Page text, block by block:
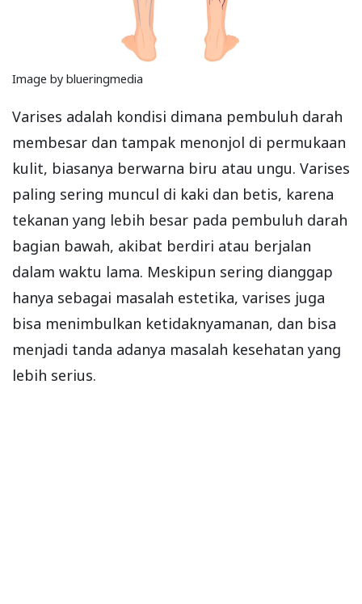
Image by blueringmedia
Varises adalah kondisi dimana pembuluh darah
membesar dan tampak menonjol di permukaan
kulit, biasanya berwarna biru atau ungu. Varises
paling sering muncul di kaki dan betis, karena
tekanan yang lebih besar pada pembuluh darah
bagian bawah, akibat berdiri atau berjalan
dalam waktu lama. Meskipun sering dianggap
hanya sebagai masalah estetika, varises juga
bisa menimbulkan ketidaknyamanan, dan bisa
menjadi tanda adanya masalah kesehatan yang
lebih serius.